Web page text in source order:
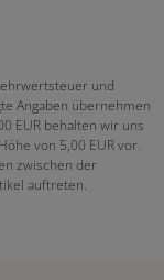
und
Angaben übernehmen
EUR behalten wir uns
von 5,00 EUR vor.
zwischen der
auftreten.